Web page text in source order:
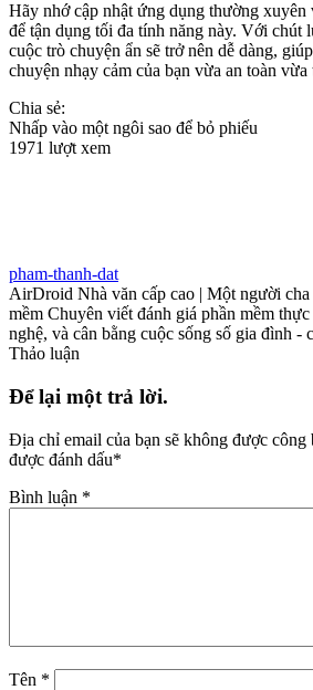
Hãy nhớ cập nhật ứng dụng thường xuyên
để tận dụng tối đa tính năng này. Với chút
cuộc trò chuyện ẩn sẽ trở nên dễ dàng,
chuyện nhạy cảm của bạn vừa an toàn vừa
Chia sẻ:
Nhấp vào một ngôi sao để bỏ phiếu
1971 lượt xem
pham-thanh-dat
AirDroid Nhà văn cấp cao | Một người cha
mềm Chuyên viết đánh giá phần mềm
nghệ, và cân bằng cuộc sống số gia đình -
Thảo luận
Để lại một trả lời.
Địa chỉ email của bạn sẽ không được công
được đánh dấu*
Bình luận *
Tên *